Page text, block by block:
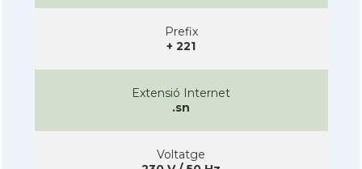
Prefix
+ 221
Extensió Internet
.sn
Voltatge